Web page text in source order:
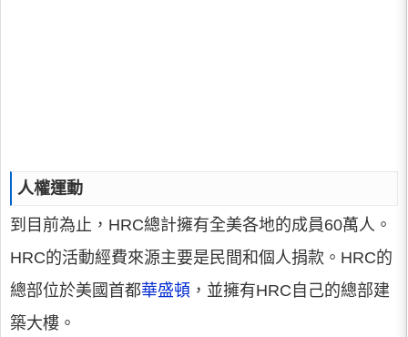
人權運動
到目前為止，HRC總計擁有全美各地的成員60萬人。
HRC的活動經費來源主要是民間和個人捐款。HRC的
總部位於美國首都華盛頓 ，並擁有HRC自己的總部建
築大樓。